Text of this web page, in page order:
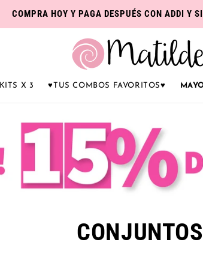
COMPRA HOY Y PAGA DESPUÉS CON ADDI Y
KITS X 3 ♥️TUS COMBOS FAVORITOS♥️
C
CONJUNTOS